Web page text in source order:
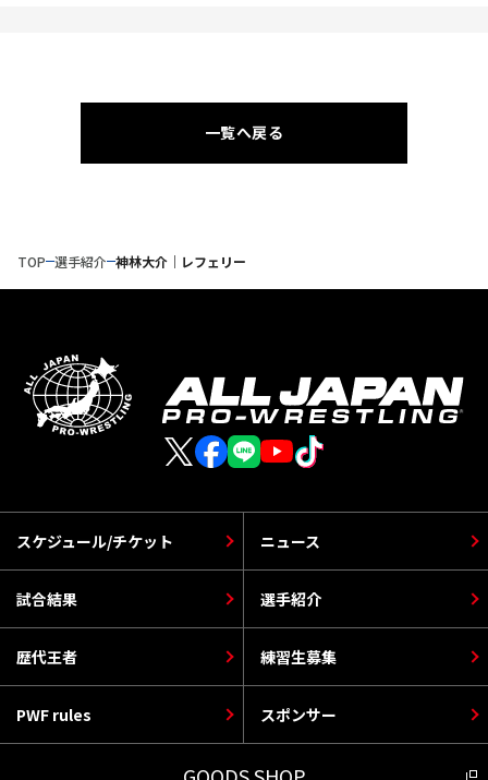
一覧へ戻る
TOP 選手紹介 神林大介｜レフェリー
スケジュール/チケット
選手紹介
PWF rules
ニュース
歴代王者
スポンサー
試合結果
練習生募集